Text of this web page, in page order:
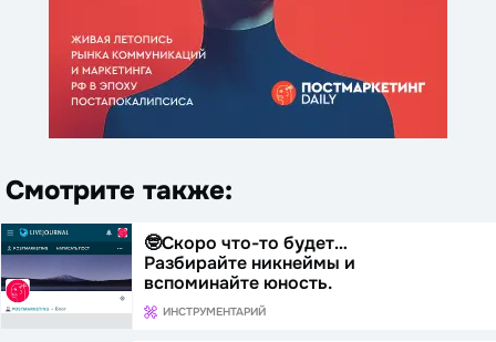
Смотрите также:
🤓Скоро что-то будет…
Разбирайте никнеймы и
вспоминайте юность.
ИНСТРУМЕНТАРИЙ